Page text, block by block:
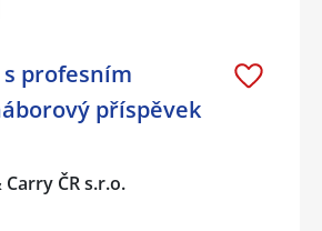
s profesním
příspěvek
Carry ČR s.r.o.